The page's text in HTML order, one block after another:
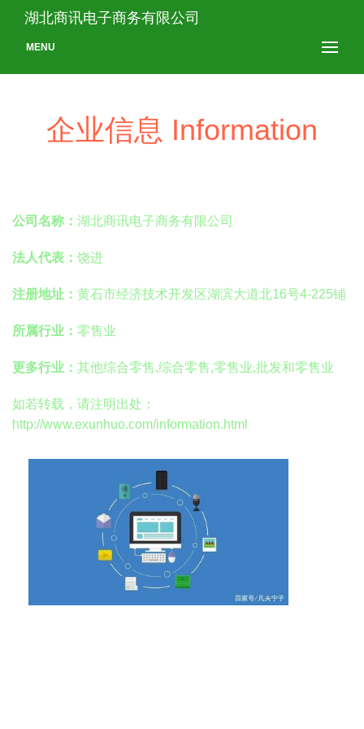
湖北商讯电子商务有限公司
MENU
企业信息 Information
公司名称： 湖北商讯电子商务有限公司
法人代表： 饶进
注册地址： 黄石市经济技术开发区湖滨大道北16号4-225铺
所属行业： 零售业
更多行业： 其他综合零售,综合零售,零售业,批发和零售业
如若转载，请注明出处：
http://www.exunhuo.com/information.html